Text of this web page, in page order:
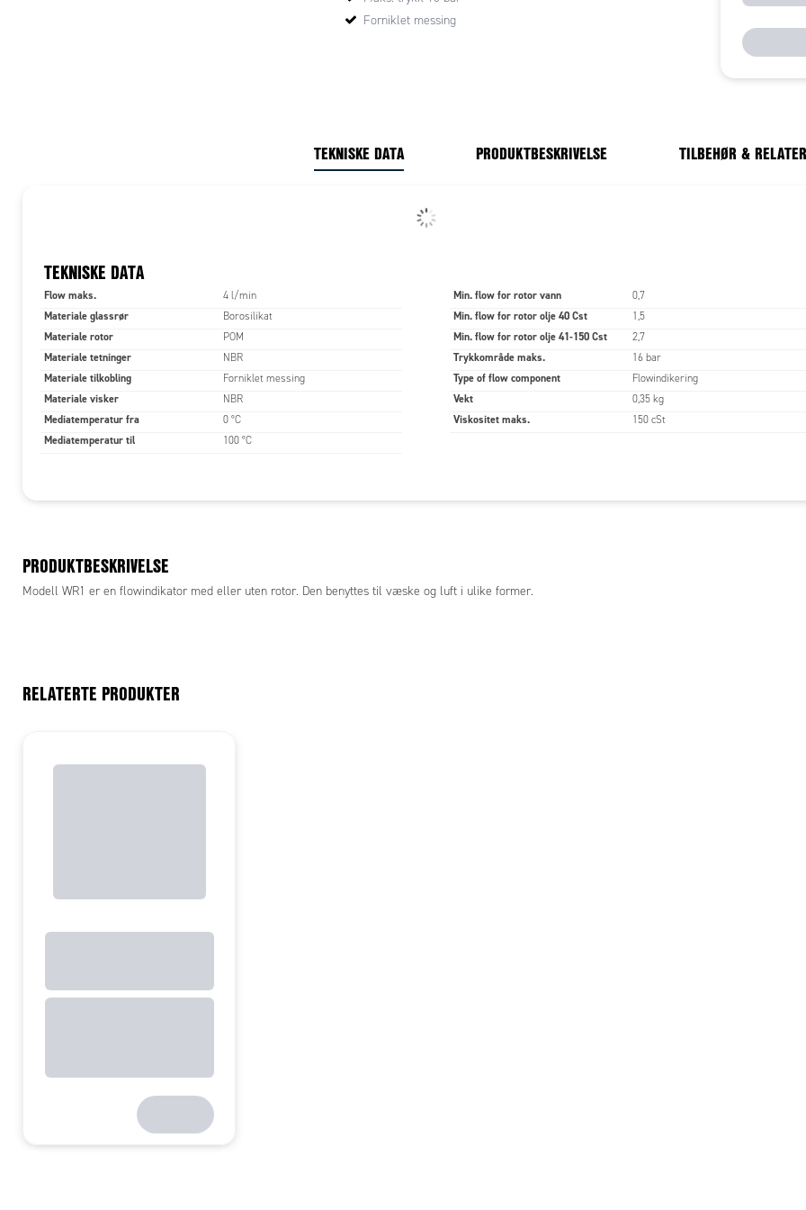
Forniklet messing
TEKNISKE DATA PRODUKTBESKRIVELSE TILBEHØR &
TEKNISKE DATA
Flow maks. 4 l/min
Materiale glassrør Borosilikat
Materiale rotor POM
Materiale tetninger NBR
Materiale tilkobling Forniklet messing
Materiale visker NBR
Mediatemperatur fra 0 °C
Mediatemperatur til 100 °C
Min. flow for rotor vann 0,7
Min. flow for rotor olje 40 Cst 1,5
Min. flow for rotor olje 41-150 Cst 2,7
Trykkområde maks. 16 bar
Type of flow component Flowindikering
Vekt 0,35 kg
Viskositet maks. 150 cSt
PRODUKTBESKRIVELSE
Modell WR1 er en flowindikator med eller uten rotor. Den benyttes til væske og luft i ulike former.
RELATERTE PRODUKTER